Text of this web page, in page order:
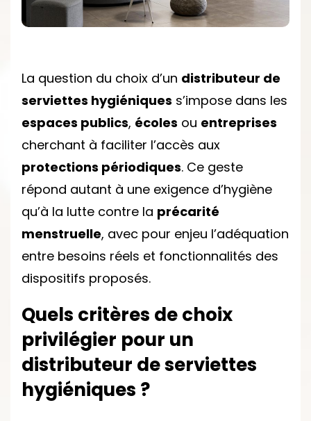
ÉTABLISSEMENT
La question du choix d’un distributeur de
serviettes hygiéniques s’impose dans les
espaces publics, écoles ou entreprises
cherchant à faciliter l’accès aux
protections périodiques. Ce geste
répond autant à une exigence d’hygiène
qu’à la lutte contre la précarité
menstruelle, avec pour enjeu l’adéquation
entre besoins réels et fonctionnalités des
dispositifs proposés.
Quels critères de choix
privilégier pour un
distributeur de serviettes
hygiéniques ?